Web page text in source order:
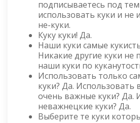
подписываетесь под
использовать куки и не
не-куки.
Куку куки! Да.
Наши куки самые
Никакие другие куки не
наши куки по
Использовать только
куки? Да. Использовать
очень важные куки? Да.
неважнецкие куки? Да.
Выберите те куки